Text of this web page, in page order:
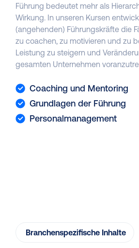
Führung bedeutet mehr als
Wirkung. In unseren Kursen
(angehenden) Führungskräfte die
zu coachen, zu motivieren und zu
Leistung zu steigern und
gesamten Unternehmen
Coaching und Mentoring
Grundlagen der Führung
Personalmanagement
Branchenspezifische Inhalte